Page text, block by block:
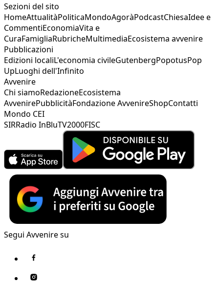
Sezioni del sito
HomeAttualitàPoliticaMondoAgoràPodcastChiesaIdee e
CommentiEconomiaVita e
CuraFamigliaRubricheMultimediaEcosistema avvenire
Pubblicazioni
Edizioni localiL'economia civileGutenbergPopotusPop
UpLuoghi dell'Infinito
Avvenire
Chi siamoRedazioneEcosistema
AvvenirePubblicitàFondazione AvvenireShopContatti
Mondo CEI
SIRRadio InBluTV2000FISC
Segui Avvenire su